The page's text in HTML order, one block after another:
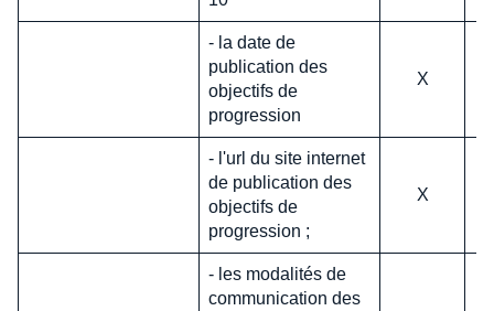
- la date de
publication des
objectifs de
progression
X
- l'url du site internet
de publication des
objectifs de
progression ;
X
- les modalités de
communication des